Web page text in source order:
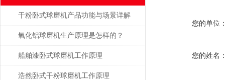
干粉卧式球磨机产品功能与场景详解
氧化铝球磨机生产原理是怎样的？
船舶漆卧式球磨机工作原理
浩然卧式干粉球磨机工作原理
您的单位
您的姓名